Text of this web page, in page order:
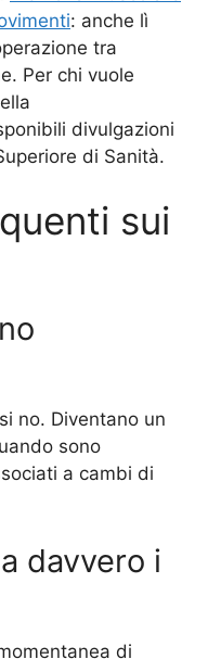
: anche lì
tra
Per chi vuole
divulgazioni
di Sanità.
sui
no. Diventano un
sono
a cambi di
davvero i
di